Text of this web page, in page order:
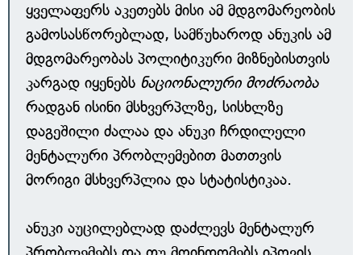
ყველაფერს აკეთებს მისი ამ მდგომარეობის
გამოსასწორებლად, სამწუხაროდ ანუკის ამ
მდგომარეობას პოლიტიკური მიზნებისთვის
კარგად იყენებს ნაციონალური მოძრაობა
რადგან ისინი მსხვერპლზე, სისხლზე
დაგეშილი ძალაა და ანუკი ჩრდილელი
მენტალური პრობლემებით მათთვის
მორიგი მსხვერპლია და სტატისტიკაა.
ანუკი აუცილებლად დაძლევს მენტალურ